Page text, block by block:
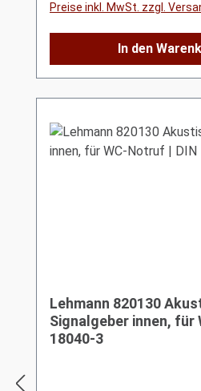
Preise inkl. MwSt. zzgl.
In den
Lehmann 820130
Signalgeber innen, für
18040-3